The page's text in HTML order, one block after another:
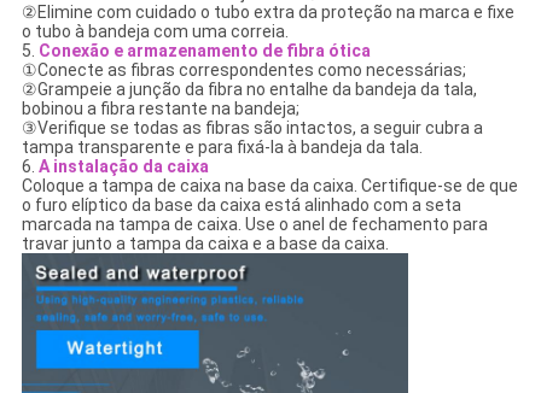
②Elimine com cuidado o tubo extra da proteção na marca e fixe
o tubo à bandeja com uma correia.
5. Conexão e armazenamento de fibra ótica
①Conecte as fibras correspondentes como necessárias;
②Grampeie a junção da fibra no entalhe da bandeja da tala,
bobinou a fibra restante na bandeja;
③Verifique se todas as fibras são intactos, a seguir cubra a
tampa transparente e para fixá-la à bandeja da tala.
6. A instalação da caixa
Coloque a tampa de caixa na base da caixa. Certifique-se de que
o furo elíptico da base da caixa está alinhado com a seta
marcada na tampa de caixa. Use o anel de fechamento para
travar junto a tampa da caixa e a base da caixa.